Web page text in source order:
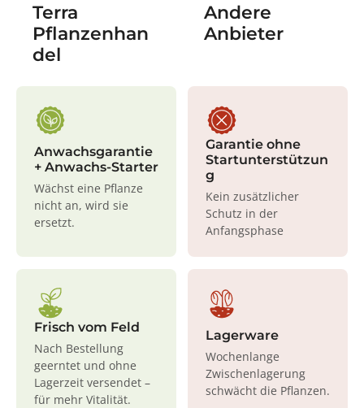
Terra
Pflanzenhan
del
Andere
Anbieter
Anwachsgarantie
+ Anwachs-Starter
Wächst eine Pflanze
nicht an, wird sie
ersetzt.
Garantie ohne
Startunterstützun
g
Kein zusätzlicher
Schutz in der
Anfangsphase
Frisch vom Feld
Nach Bestellung
geerntet und ohne
Lagerzeit versendet –
für mehr Vitalität.
Lagerware
Wochenlange
Zwischenlagerung
schwächt die Pflanzen.